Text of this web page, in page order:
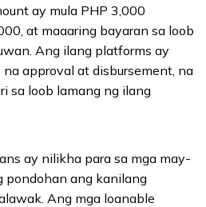
ay mula PHP 3,000
at maaaring bayaran sa loob
Ang ilang platforms ay
approval at disbursement, na
sa loob lamang ng ilang
ay nilikha para sa mga may-
pondohan ang kanilang
Ang mga loanable